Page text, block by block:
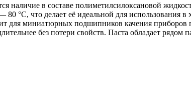
наличие в составе полиметилсилоксановой
°С, что делает её идеальной для использования
для миниатюрных подшипников качения приборов
без потери свойств. Паста обладает